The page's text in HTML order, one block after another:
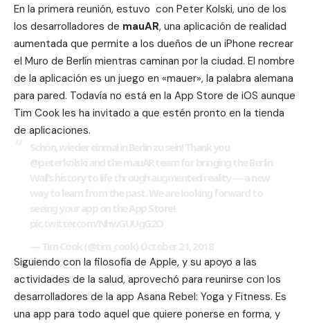
En la primera reunión, estuvo con Peter Kolski, uno de los
los desarrolladores de mauAR, una aplicación de realidad
aumentada que permite a los dueños de un iPhone recrear
el Muro de Berlín mientras caminan por la ciudad. El nombre
de la aplicación es un juego en «mauer», la palabra alemana
para pared. Todavía no está en la App Store de iOS aunque
Tim Cook les ha invitado a que estén pronto en la tienda
de aplicaciones.
Siguiendo con la filosofía de Apple, y su apoyo a las
actividades de la salud, aprovechó para reunirse con los
desarrolladores de la app Asana Rebel: Yoga y Fitness. Es
una app para todo aquel que quiere ponerse en forma, y